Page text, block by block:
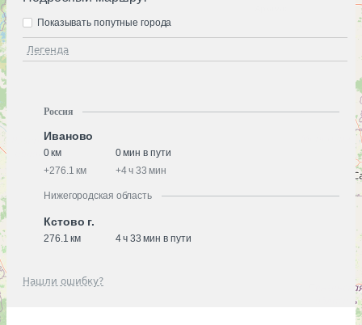
Легенда
Показывать попутные города
Россия
Иваново
0 км
0 мин в пути
+276.1 км +4 ч 33 мин
Нижегородская область
Кстово г.
276.1 км 4 ч 33 мин в пути
Нашли ошибку?